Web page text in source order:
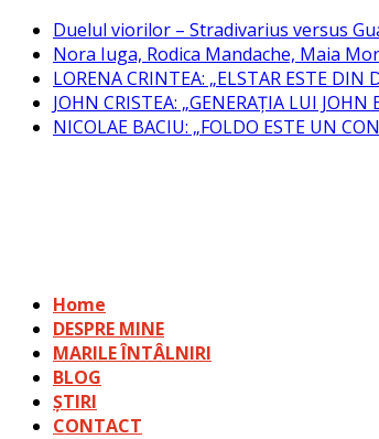
Skip
content
Duelul viorilor – Stradivarius versus
Nora Iuga, Rodica Mandache, Maia
LORENA CRINTEA: „ELSTAR ESTE DIN
JOHN CRISTEA: „GENERAȚIA LUI
NICOLAE BACIU: „FOLDO ESTE UN
Home
DESPRE MINE
MARILE ÎNTÂLNIRI
BLOG
ȘTIRI
CONTACT